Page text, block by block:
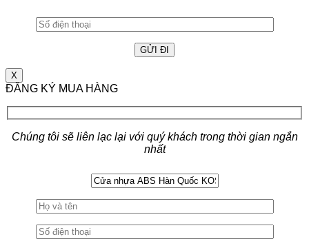
X
ĐĂNG KÝ MUA HÀNG
Chúng tôi sẽ liên lạc lại với quý khách trong thời gian ngắn
nhất